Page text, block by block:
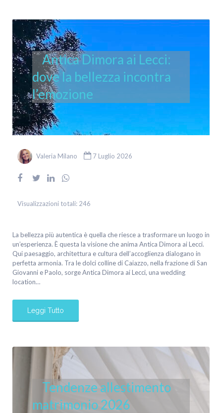
Antica Dimora ai Lecci:
dove la bellezza incontra
l’emozione
Valeria Milano 7 Luglio 2026
Visualizzazioni totali: 246
La bellezza più autentica è quella che riesce a trasformare un luogo in
un’esperienza. È questa la visione che anima Antica Dimora ai Lecci.
Qui paesaggio, architettura e cultura dell’accoglienza dialogano in
perfetta armonia. Tra le dolci colline di Caiazzo, nella frazione di San
Giovanni e Paolo, sorge Antica Dimora ai Lecci, una wedding
location…
Leggi Tutto
Tendenze allestimento
matrimonio 2026